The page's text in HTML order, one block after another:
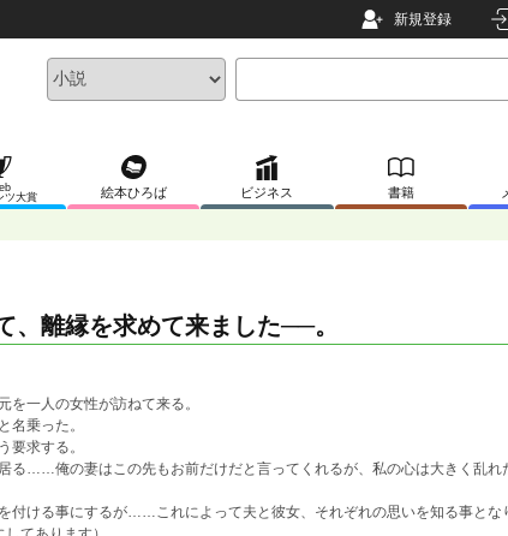
新規登録
ツ大賞
絵本ひろば ビジネス 書籍
、離縁を求めて来ました──。
一人の女性が訪ねて来る。
名乗った。
要求する。
る……俺の妻はこの先もお前だけだと言ってくれるが、私の心は大きく乱れ
付ける事にするが……これによって夫と彼女、それぞれの思いを知る事とな